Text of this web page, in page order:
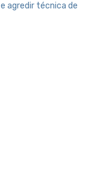
agredir técnica de